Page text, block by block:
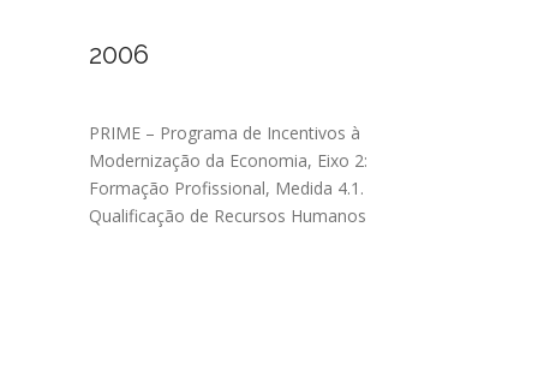
2006
PRIME – Programa de Incentivos à
Modernização da Economia, Eixo 2:
Formação Profissional, Medida 4.1.
Qualificação de Recursos Humanos